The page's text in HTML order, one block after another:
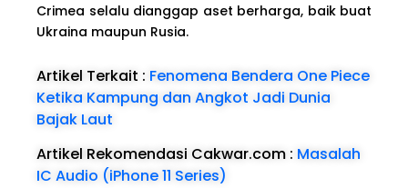
Crimea selalu dianggap aset berharga, baik buat
Ukraina maupun Rusia.
Artikel Terkait : Fenomena Bendera One Piece
Ketika Kampung dan Angkot Jadi Dunia
Bajak Laut
Artikel Rekomendasi Cakwar.com : Masalah
IC Audio (iPhone 11 Series)